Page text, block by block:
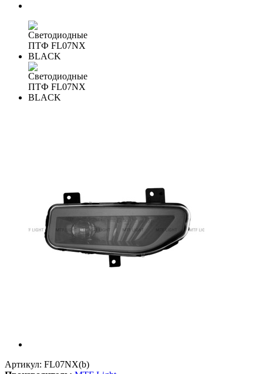
Артикул: FL07NX(b)